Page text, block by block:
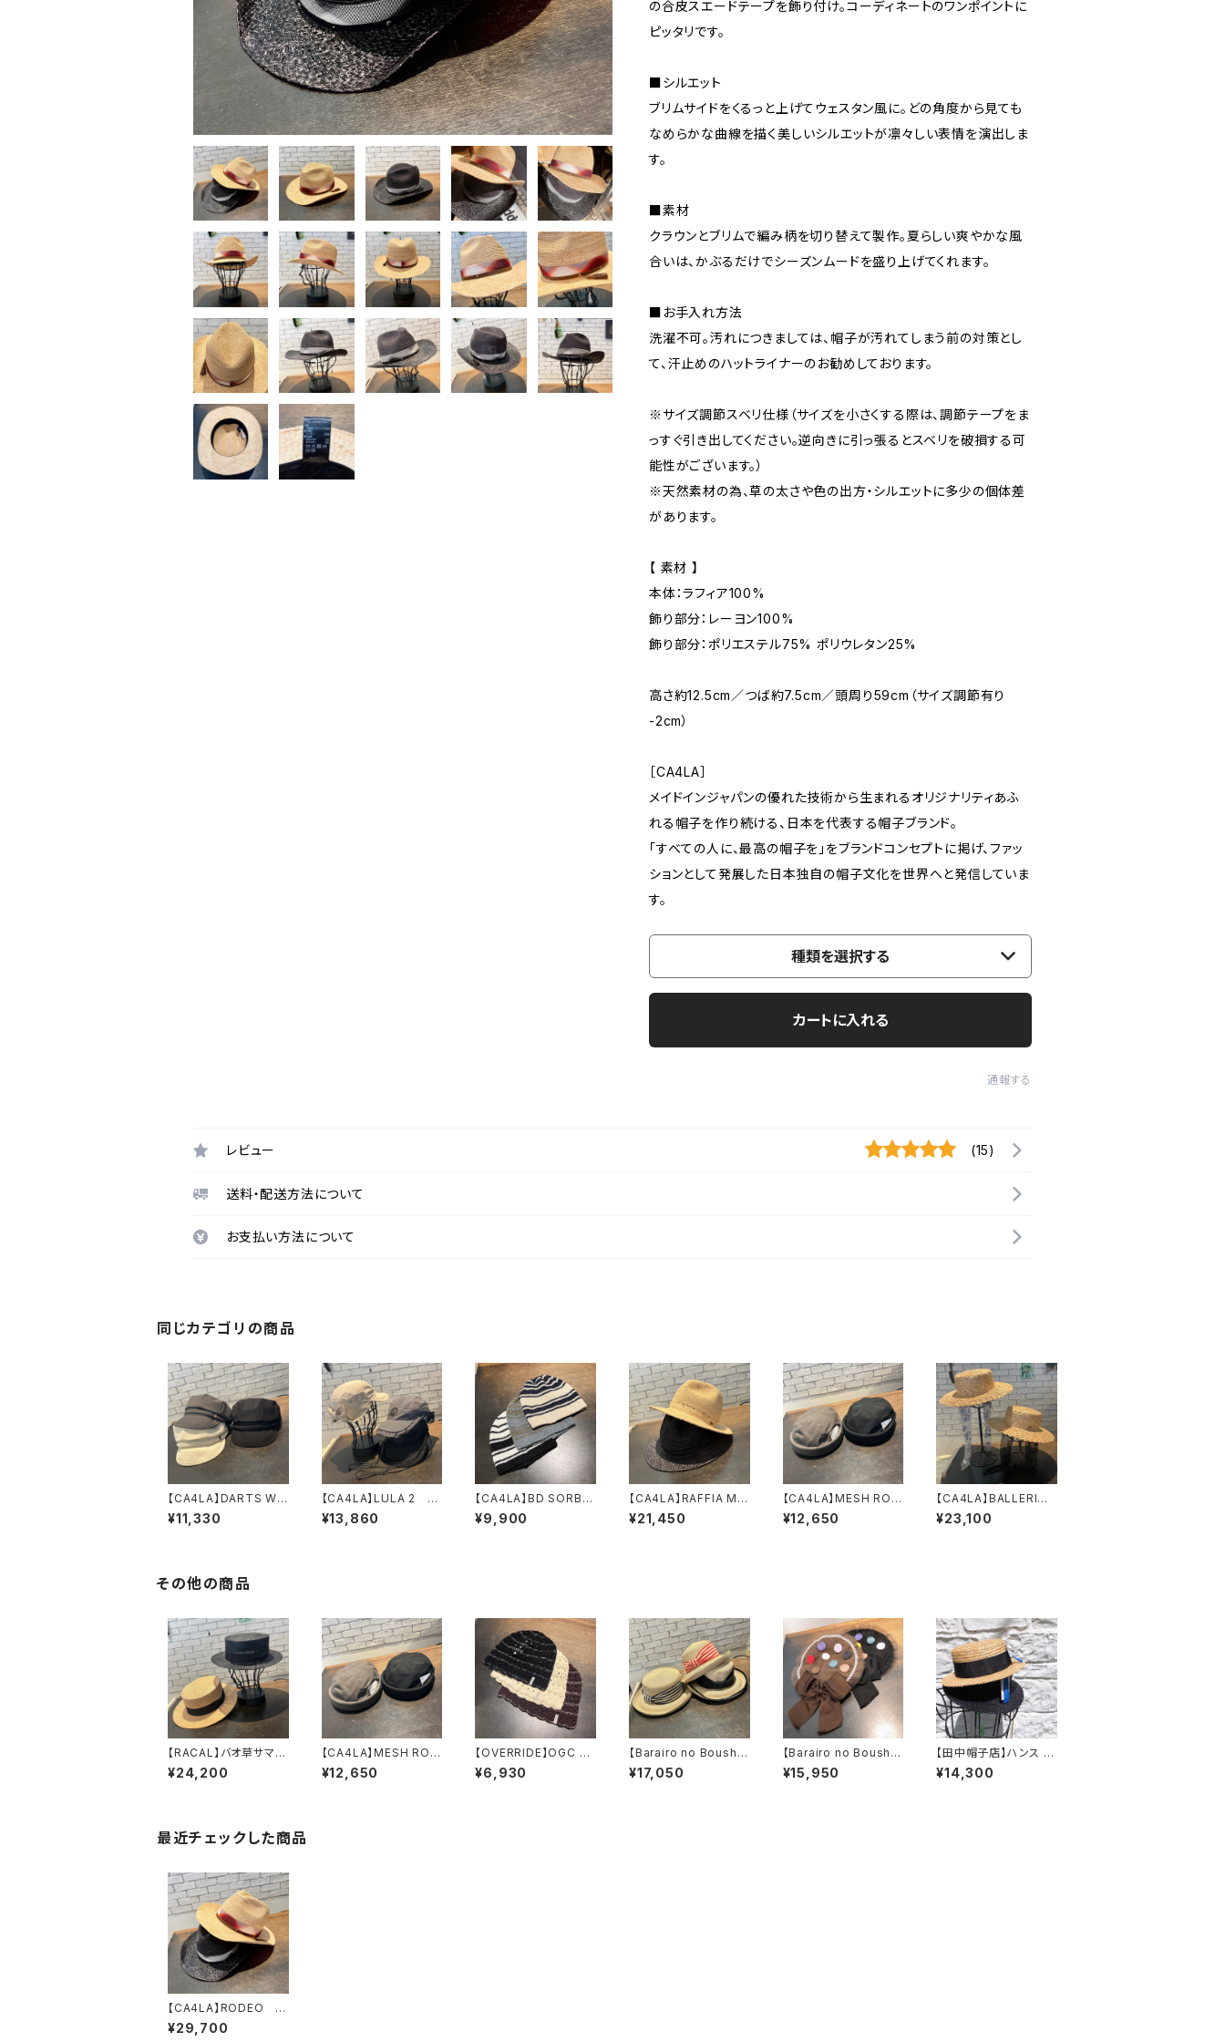
の合皮スエードテープを飾り付け。コーディネートのワンポイントに
ピッタリです。
■シルエット
ブリムサイドをくるっと上げてウェスタン風に。どの角度から見ても
なめらかな曲線を描く美しいシルエットが凛々しい表情を演出しま
す。
■素材
クラウンとブリムで編み柄を切り替えて製作。夏らしい爽やかな風
合いは、かぶるだけでシーズンムードを盛り上げてくれます。
■お手入れ方法
洗濯不可。汚れにつきましては、帽子が汚れてしまう前の対策とし
て、汗止めのハットライナーのお勧めしております。
※サイズ調節スベリ仕様（サイズを小さくする際は、調節テープをま
っすぐ引き出してください。逆向きに引っ張るとスベリを破損する可
能性がございます。）
※天然素材の為、草の太さや色の出方・シルエットに多少の個体差
があります。
【 素材 】
本体：ラフィア100%
飾り部分：レーヨン100%
飾り部分：ポリエステル75% ポリウレタン25%
高さ約12.5cm／つば約7.5cm／頭周り59cm（サイズ調節有り
-2cm）
［CA4LA］
メイドインジャパンの優れた技術から生まれるオリジナリティあふ
れる帽子を作り続ける、日本を代表する帽子ブランド。
「すべての人に、最高の帽子を」をブランドコンセプトに掲げ、ファッ
ションとして発展した日本独自の帽子文化を世界へと発信していま
す。
種類を選択する
カートに入れる
通報する
レビュー (15)
送料・配送方法について
お支払い方法について
同じカテゴリの商品
【CA4LA】DARTS WO
RK CAS 8 キャ
スケット TAM028
¥11,330
【CA4LA】LULA 2
キャップ SHK01
316
¥13,860
【CA4LA】BD SORBE
T WATCH ニッ
ト DOU02167
¥9,900
【CA4LA】RAFFIA MT
CHOP ハット
TAM02737
¥21,450
【CA4LA】MESH ROL
LS フィッシャーマ
ン ロールキャップ
¥12,650
【CA4LA】BALLERINE
ハット SHK
01303
¥23,100
その他の商品
【RACAL】バオ草サマー
ボーターハット
ハット RL-26-1
¥24,200
【CA4LA】MESH ROL
LS フィッシャーマ
ン ロールキャップ
¥12,650
【OVERRIDE】OGC C
ROCHET BEANIE SG
ニット 261
¥6,930
【Barairo no Boushi】
クラシカルパイピングク
ロシェ ハット
¥17,050
【Barairo no Boushi】
キャンディベレー
¥15,950
【田中帽子店】ハンス 鬼
麦 ハット U
K-H048-M UK-H04
¥14,300
最近チェックした商品
【CA4LA】RODEO
ハット DOU019
93
¥29,700